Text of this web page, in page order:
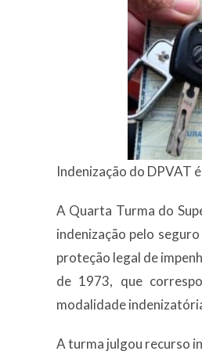
Indenização do DPVAT
A Quarta Turma do
indenização pelo
proteção legal de
de 1973, que
modalidade
A turma julgou recurso